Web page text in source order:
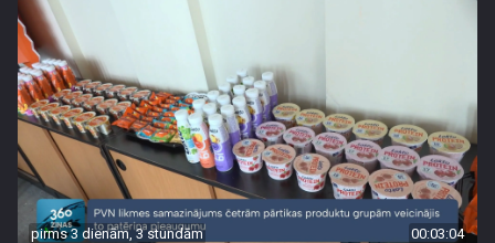
pirms 3 dienām, 3 stundām 00:03:04